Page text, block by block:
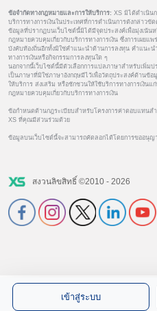
ข้อจำกัดทางกฎหมายและการให้บริการ: XS มิได้ดำเนิน
บริการทางการเงินในประเทศที่การดำเนินการดังกล่าว
ข้อมูลที่ปรากฏบนเว็บไซต์นี้มิได้มีจุดประสงค์เพื่อมุ่งเน้น
กฎหมายควบคุมเกี่ยวกับบริการทางการเงิน ซึ่งการเผย
บังคับท้องถิ่นอีกทั้งมิใช่คำแนะนำด้านการลงทุน คำแนะน
ทางการเงินหรือกิจกรรมการลงทุนใด ๆ
นอกจากนี้เว็บไซต์นี้มีตัวเลือกการแปลภาษาสำหรับเพิ่ม
เป็นภาษาที่มิใช่ภาษาอังกฤษมีไว้เพื่อวัตถุประสงค์ด้านข้
ให้บริการ ส่งเสริม หรือชักชวนให้ใช้บริการทางการเงิน
กฎหมายควบคุมเกี่ยวกับบริการทางการเงิน
ข้อกำหนดด้านกฎระเบียบสำหรับโครงการค่าตอบแทน
XS ที่คุณมีส่วนร่วมด้วย
ข้อมูลบนเว็บไซต์นี้จะสามารถคัดลอกได้โดยการขออนุ
สงวนลิขสิทธิ์ ©2010 - 2026
เข้าสู่ระบบ